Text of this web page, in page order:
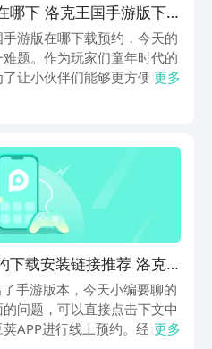
哪下 洛克王国手游版下
游版在哪下载预约，今天的
题。作为玩家们童年时代的
让小伙伴们能够更方便地回
游版本了，小伙伴们是否想
更多
下载安装链接推荐 洛克
手游版本，今天小编要聊的
问题，可以直接点击下文中
APP进行线上预约。经过了
更多